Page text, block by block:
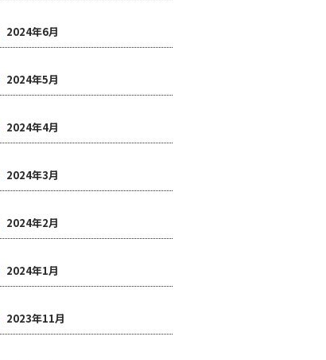
2024年6月
2024年5月
2024年4月
2024年3月
2024年2月
2024年1月
2023年11月